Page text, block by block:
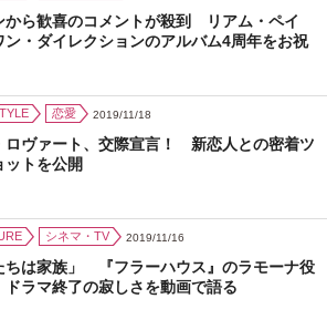
から歓喜のコメントが殺到 リアム・ペイ
ン・ダイレクションのアルバム4周年をお祝
恋愛 2019/11/18
ロヴァート、交際宣言！ 新恋人との密着ツ
ットを公開
シネマ・TV 2019/11/16
ちは家族」 『フラーハウス』のラモーナ役
ドラマ終了の寂しさを動画で語る